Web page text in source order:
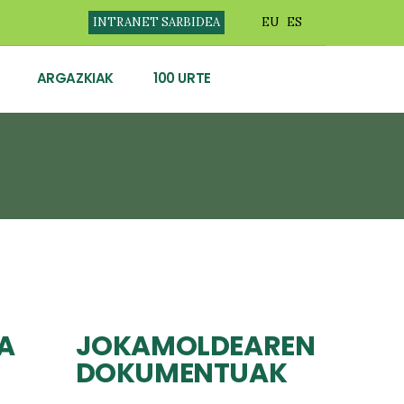
INTRANET SARBIDEA EU ES
ARGAZKIAK 100 URTE
JOKAMOLDEAREN
DOKUMENTUAK